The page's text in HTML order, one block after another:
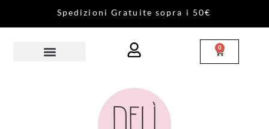
Sped izi on i Gratu ite sopra i 50€
0